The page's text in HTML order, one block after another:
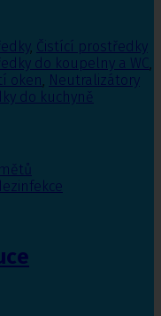
, Čistící prostředky
do koupelny a WC,
oken, Neutralizátory
do kuchyně